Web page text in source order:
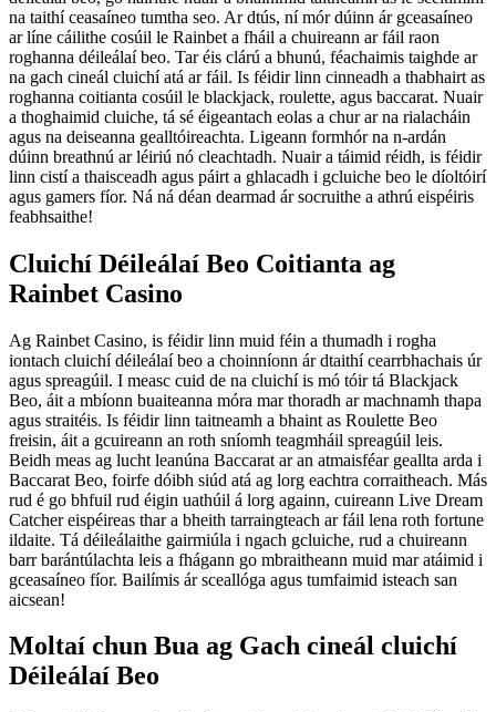
na taithí ceasaíneo tumtha seo. Ar dtús, ní mór dúinn ár gceasaíneo
ar líne cáilithe cosúil le Rainbet a fháil a chuireann ar fáil raon
roghanna déileálaí beo. Tar éis clárú a bhunú, féachaimis taighde ar
na gach cineál cluichí atá ar fáil. Is féidir linn cinneadh a thabhairt as
roghanna coitianta cosúil le blackjack, roulette, agus baccarat. Nuair
a thoghaimid cluiche, tá sé éigeantach eolas a chur ar na rialacháin
agus na deiseanna gealltóireachta. Ligeann formhór na n-ardán
dúinn breathnú ar léiriú nó cleachtadh. Nuair a táimid réidh, is féidir
linn cistí a thaisceadh agus páirt a ghlacadh i gcluiche beo le díoltóirí
agus gamers fíor. Ná ná déan dearmad ár socruithe a athrú eispéiris
feabhsaithe!
Cluichí Déileálaí Beo Coitianta ag
Rainbet Casino
Ag Rainbet Casino, is féidir linn muid féin a thumadh i rogha
iontach cluichí déileálaí beo a choinníonn ár dtaithí cearrbhachais úr
agus spreagúil. I measc cuid de na cluichí is mó tóir tá Blackjack
Beo, áit a mbíonn buaiteanna móra mar thoradh ar machnamh thapa
agus straitéis. Is féidir linn taitneamh a bhaint as Roulette Beo
freisin, áit a gcuireann an roth sníomh teagmháil spreagúil leis.
Beidh meas ag lucht leanúna Baccarat ar an atmaisféar geallta arda i
Baccarat Beo, foirfe dóibh siúd atá ag lorg eachtra corraitheach. Más
rud é go bhfuil rud éigin uathúil á lorg againn, cuireann Live Dream
Catcher eispéireas thar a bheith tarraingteach ar fáil lena roth fortune
ildaite. Tá déileálaithe gairmiúla i ngach gcluiche, rud a chuireann
barr barántúlachta leis a fhágann go mbraitheann muid mar atáimid i
gceasaíneo fíor. Bailímis ár sceallóga agus tumfaimid isteach san
aicsean!
Moltaí chun Bua ag Gach cineál cluichí
Déileálaí Beo